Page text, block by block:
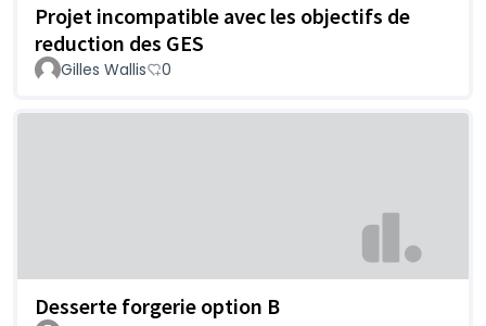
Projet incompatible avec les objectifs de
reduction des GES
Gilles Wallis 0
Desserte forgerie option B